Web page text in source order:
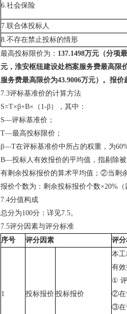
6.社会保险
7.联合体投标人
8.不存在禁止投标的情形
最高投标限价为： 137.1498万元（分项
元，淮安枢纽建设处档案服务费最高限
服务费最高限价为43.9006万元）。报价
7.3评标基准价的计算方法
S=T×β+B×（ 1-β），其中：
S—评标基准价；
T—最高投标限价；
β—T在评标基准价中所占的权重，为
B—投标人有效报价的平均值，指剔除
有剩余投标报价的算术平均值；②当剩
报价个数为：剩余投标报价个数×20%
7.4分值构成
总分为100分： 详见7.5。
7.5评分因素与评分标准
序号 评分因素 评
1 投标报价 投标报价
本
有
①
②在
③在